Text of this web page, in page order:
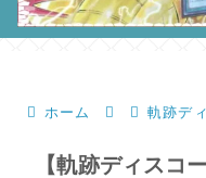
ホーム 軌跡デ
【軌跡ディスコ